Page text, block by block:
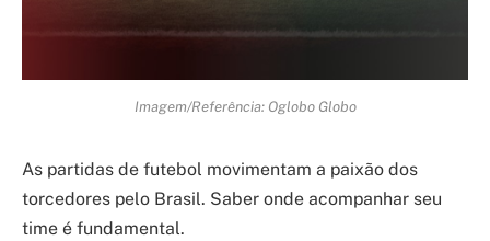
Imagem/Referência: Oglobo Globo
As partidas de futebol movimentam a paixão dos
torcedores pelo Brasil. Saber onde acompanhar seu
time é fundamental.